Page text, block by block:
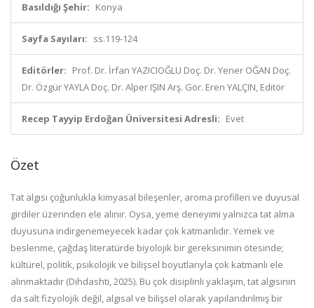
Basıldığı Şehir: Konya
Sayfa Sayıları: ss.119-124
Editörler: Prof. Dr. İrfan YAZICIOĞLU Doç. Dr. Yener OĞAN Doç.
Dr. Özgür YAYLA Doç. Dr. Alper IŞIN Arş. Gör. Eren YALÇIN, Editör
Recep Tayyip Erdoğan Üniversitesi Adresli: Evet
Özet
Tat algısı çoğunlukla kimyasal bileşenler, aroma profilleri ve duyusal
girdiler üzerinden ele alınır. Oysa,yeme deneyimi yalnızca tat alma
duyusuna indirgenemeyecek kadar çok katmanlıdır. Yemek ve
beslenme, çağdaş literatürde biyolojik bir gereksinimin ötesinde;
kültürel, politik, psikolojik ve bilişsel boyutlarıyla çok katmanlı ele
alınmaktadır (Dihdashti, 2025). Bu çok disiplinli yaklaşım, tat algısının
da salt fizyolojik değil, algısal ve bilişsel olarak yapılandırılmış bir